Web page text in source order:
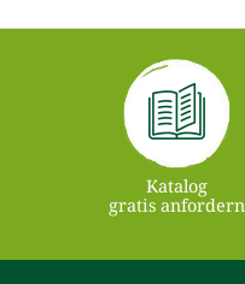
Katalog
gratis anfordern